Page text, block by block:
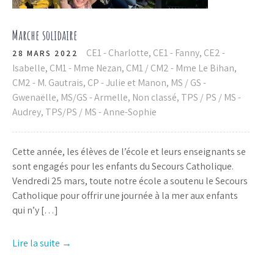
Marche solidaire
28 MARS 2022 CE1 - Charlotte, CE1 - Fanny, CE2 -
Isabelle, CM1 - Mme Nezan, CM1 / CM2 - Mme Le Bihan,
CM2 - M. Gautrais, CP - Julie et Manon, MS / GS -
Gwenaëlle, MS/GS - Armelle, Non classé, TPS / PS / MS -
Audrey, TPS/PS / MS - Anne-Sophie
Cette année, les élèves de l’école et leurs enseignants se
sont engagés pour les enfants du Secours Catholique.
Vendredi 25 mars, toute notre école a soutenu le Secours
Catholique pour offrir une journée à la mer aux enfants
qui n’y […]
Lire la suite →